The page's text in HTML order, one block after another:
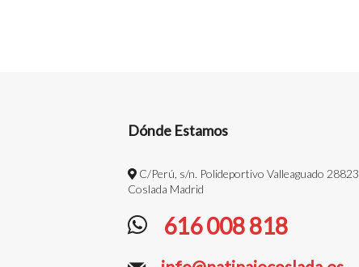
Dónde Estamos
C/Perú, s/n. Polideportivo Valleaguado 28823
Coslada Madrid
616 008 818